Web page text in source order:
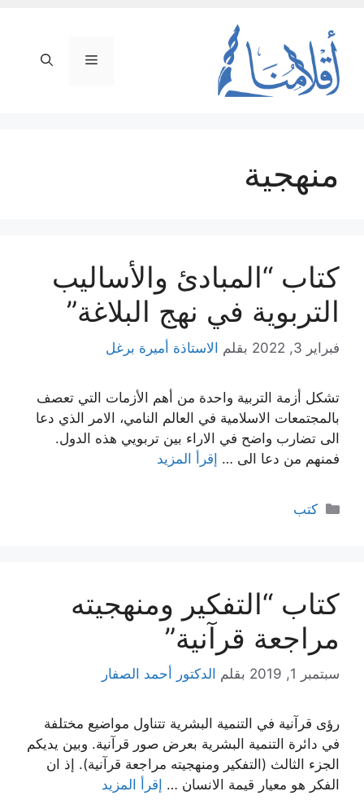
المحتوى
القائمة
منهجية
كتاب “المبادئ والأساليب
التربوية في نهج البلاغة”
فبراير 3, 2022 بقلم الاستاذة أميرة برغل
تشكل أزمة التربية واحدة من أهم الأزمات التي تعصف
بالمجتمعات الاسلامية في العالم النامي، الامر الذي دعا
الى تضارب واضح في الاراء بين تربويي هذه الدول.
فمنهم من دعا الى … إقرأ المزيد
التصنيفات
كتب
كتاب “التفكير ومنهجيته
مراجعة قرآنية”
سبتمبر 1, 2019 بقلم الدكتور أحمد الصفار
رؤى قرآنية في التنمية البشرية تتناول مواضيع مختلفة
في دائرة التنمية البشرية بعرض صور قرآنية. وبين يديكم
الجزء الثالث (التفكير ومنهجيته مراجعة قرآنية). إذ ان
الفكر هو معيار قيمة الانسان … إقرأ المزيد